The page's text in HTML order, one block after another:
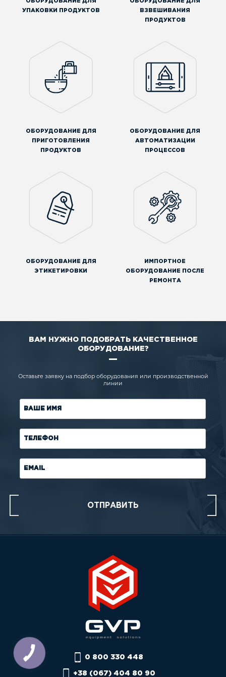
УПАКОВКИ ПРОДУКТОВ
ВЗВЕШИВАНИЯ
ПРОДУКТОВ
ОБОРУДОВАНИЕ ДЛЯ
ПРИГОТОВЛЕНИЯ
ПРОДУКТОВ
ОБОРУДОВАНИЕ ДЛЯ
АВТОМАТИЗАЦИИ
ПРОЦЕССОВ
ОБОРУДОВАНИЕ ДЛЯ
ЭТИКЕТИРОВКИ
ИМПОРТНОЕ
ОБОРУДОВАНИЕ ПОСЛЕ
РЕМОНТА
ВАМ НУЖНО ПОДОБРАТЬ КАЧЕСТВЕННОЕ
ОБОРУДОВАНИЕ?
Оставьте заявку на подбор оборудования или производственной
линии
ВАШЕ ИМЯ
ТЕЛЕФОН
EMAIL
0 800 330 448
+38 (067) 404 80 90